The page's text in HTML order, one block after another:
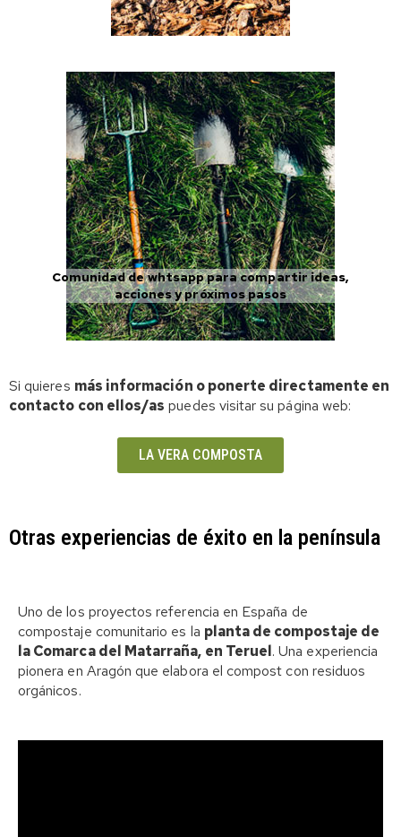
Comunidad de whtsapp para compartir ideas,
acciones y próximos pasos
Si quieres más información o ponerte directamente en
contacto con ellos/as puedes visitar su página web:
LA VERA COMPOSTA
Otras experiencias de éxito en la península
Uno de los proyectos referencia en España de
compostaje comunitario es la planta de compostaje de
la Comarca del Matarraña, en Teruel. Una experiencia
pionera en Aragón que elabora el compost con residuos
orgánicos.